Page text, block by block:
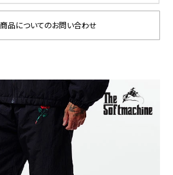
商品についてのお問い合わせ